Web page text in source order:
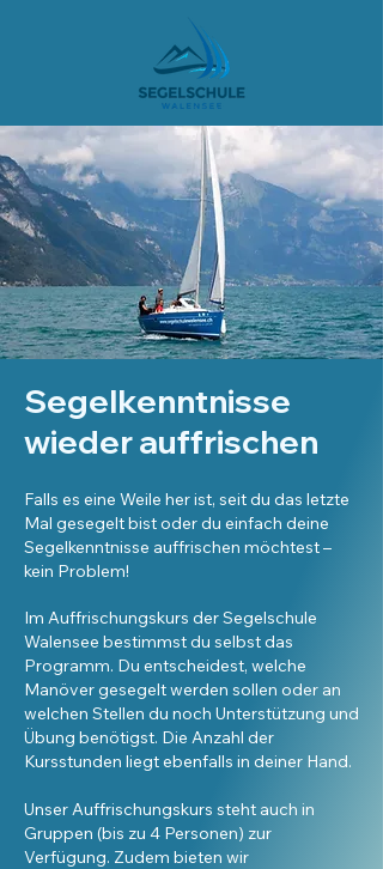
Segelkenntnisse
wieder auffrischen
Falls es eine Weile her ist, seit du das letzte
Mal gesegelt bist oder du einfach deine
Segelkenntnisse auffrischen möchtest –
kein Problem!
Im Auffrischungskurs der Segelschule
Walensee bestimmst du selbst das
Programm. Du entscheidest, welche
Manöver gesegelt werden sollen oder an
welchen Stellen du noch Unterstützung und
Übung benötigst. Die Anzahl der
Kursstunden liegt ebenfalls in deiner Hand.
Unser Auffrischungskurs steht auch in
Gruppen (bis zu 4 Personen) zur
Verfügung. Zudem bieten wir